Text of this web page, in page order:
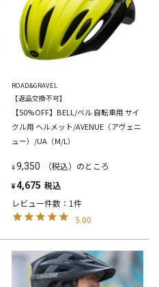
ROAD&GRAVEL
【返品交換不可】
【50%OFF】BELL/ベル 自転車用 サイ
クル用 ヘルメット/AVENUE（アヴェニ
ュー）/UA（M/L）
¥9,350 （税込）のところ
¥4,675 税込
レビュー件数：1件
5.00